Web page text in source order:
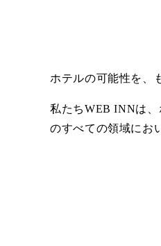
ホテルの可能性を、
私たちWEB INNは
のすべての領域にお